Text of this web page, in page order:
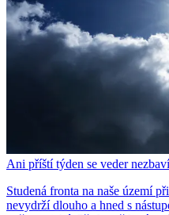
Ani příští týden se veder
Studená fronta na naše území
nevydrží dlouho a hned s